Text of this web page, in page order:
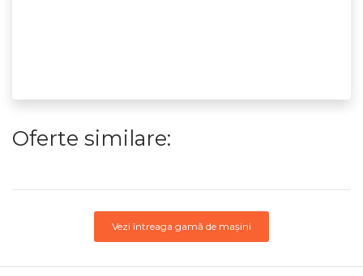
Oferte similare:
Vezi întreaga gamă de mașini